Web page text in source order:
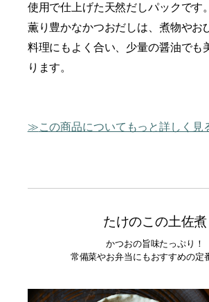
使用で仕上げた天然だしパックです
薫り豊かなかつおだしは、煮物やお
料理にもよく合い、少量の醤油でも
ります。
この商品についてもっと詳しく見
たけのこの土佐煮
かつおの旨味たっぷり！
常備菜やお弁当にもおすすめの定